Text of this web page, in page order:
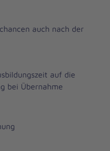
auch nach der
auf die
bei Übernahme